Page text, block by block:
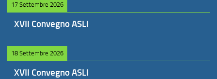
17 Settembre 2026
XVII Convegno ASLI
18 Settembre 2026
XVII Convegno ASLI